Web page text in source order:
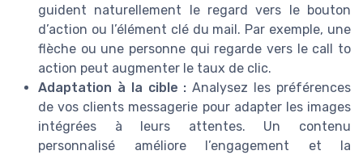
guident naturellement le regard vers le bouton
d’action ou l’élément clé du mail. Par exemple, une
flèche ou une personne qui regarde vers le call to
action peut augmenter le taux de clic.
Adaptation à la cible : Analysez les préférences
de vos clients messagerie pour adapter les images
intégrées à leurs attentes. Un contenu
personnalisé améliore l’engagement et la